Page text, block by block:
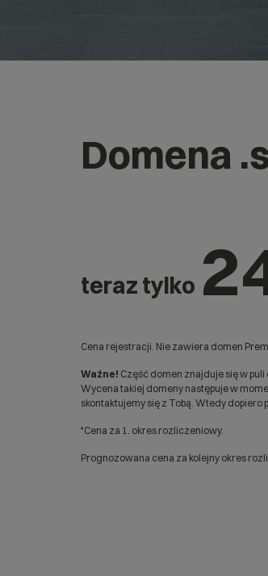
Domena
teraz tylko
Cena rejestracji. Nie zawiera domen
Ważne! Część domen znajduje się w
Wycena takiej domeny następuje w
skontaktujemy się z Tobą. Wtedy
*Cena za 1. okres rozliczeniowy.
Prognozowana cena za kolejny okres